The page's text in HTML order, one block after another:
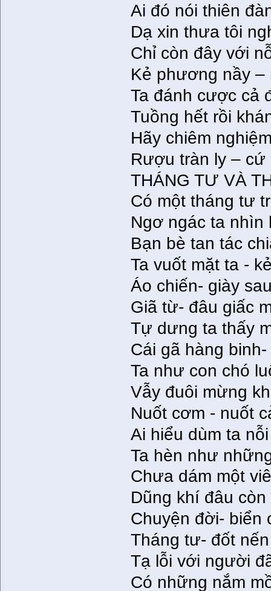
Ai đó nói thiên
Dạ xin thưa tôi
Chỉ còn đây với
Kẻ phương nầy
Ta đánh cược cả
Tuồng hết rồi
Hãy chiêm
Rượu tràn ly –
THÁNG TƯ VÀ
Có một tháng tư
Ngơ ngác ta nhìn
Bạn bè tan tác
Ta vuốt mặt ta -
Áo chiến- giày
Giã từ- đâu giấc
Tự dưng ta thấy
Cái gã hàng
Ta như con chó
Vẫy đuôi mừng
Nuốt cơm - nuốt
Ai hiểu dùm ta
Ta hèn như
Chưa dám một
Dũng khí đâu
Chuyện đời- biển
Tháng tư- đốt
Tạ lỗi với người
Có những nắm